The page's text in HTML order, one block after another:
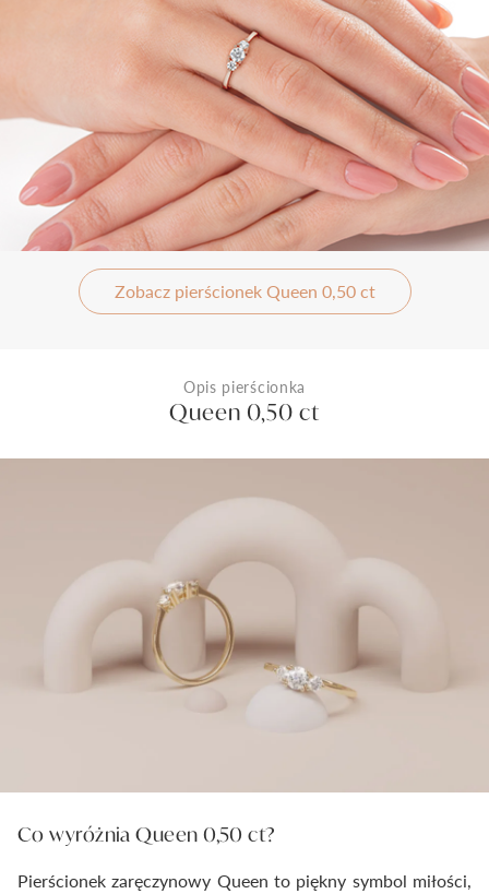
Zobacz pierścionek Queen 0,50 ct
Opis pierścionka
Queen 0,50 ct
Co wyróżnia Queen 0,50 ct?
Pierścionek zaręczynowy Queen to piękny symbol miłości,